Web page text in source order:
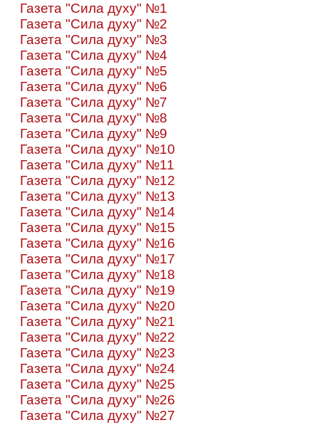
Газета "Сила духу" №1
Газета "Сила духу" №2
Газета "Сила духу" №3
Газета "Сила духу" №4
Газета "Сила духу" №5
Газета "Сила духу" №6
Газета "Сила духу" №7
Газета "Сила духу" №8
Газета "Сила духу" №9
Газета "Сила духу" №10
Газета "Сила духу" №11
Газета "Сила духу" №12
Газета "Сила духу" №13
Газета "Сила духу" №14
Газета "Сила духу" №15
Газета "Сила духу" №16
Газета "Сила духу" №17
Газета "Сила духу" №18
Газета "Сила духу" №19
Газета "Сила духу" №20
Газета "Сила духу" №21
Газета "Сила духу" №22
Газета "Сила духу" №23
Газета "Сила духу" №24
Газета "Сила духу" №25
Газета "Сила духу" №26
Газета "Сила духу" №27